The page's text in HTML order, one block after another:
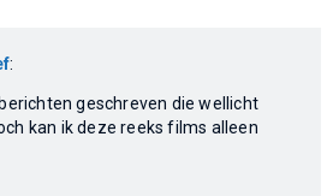
:
geschreven die wellicht
kan ik deze reeks films alleen